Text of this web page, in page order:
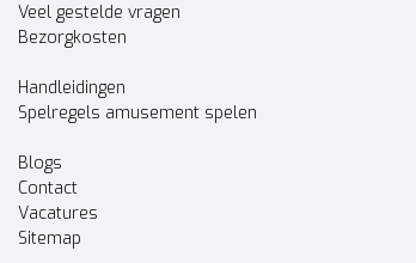
Veel gestelde vragen
Bezorgkosten
Handleidingen
Spelregels amusement spelen
Blogs
Contact
Vacatures
Sitemap